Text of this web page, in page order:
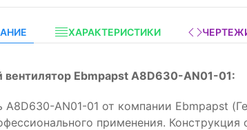
ХАРАКТЕРИСТИКИ
вентилятор Ebmpapst A8D630-AN01-01:
A8D630-AN01-01 от компании Ebmpapst
применения.